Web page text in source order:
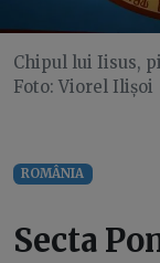
Chipul lui Iisus,
Foto: Viorel Ilișoi
ROMÂNIA
Secta